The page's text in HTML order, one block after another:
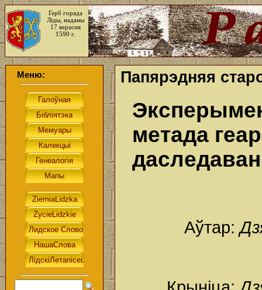
Герб горада
Ліды, наданы
17 верасня
1590 г.
Меню: Папярэдняя
метада
Аўтар: